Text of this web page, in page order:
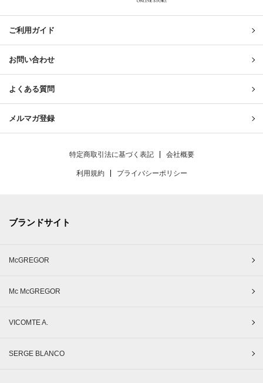
ご利用ガイド
お問い合わせ
よくある質問
メルマガ登録
特定商取引法に基づく表記 会社概要
利用規約 プライバシーポリシー
ブランドサイト
McGREGOR
Mc McGREGOR
VICOMTE A.
SERGE BLANCO